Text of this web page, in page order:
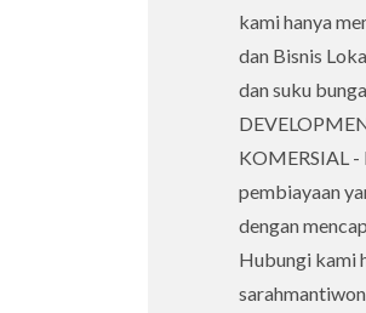
kami hanya
dan Bisnis
dan suku
KOMERSIAL
pembiayaan
dengan
Hubungi kami